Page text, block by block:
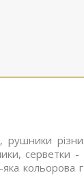
, рушники
серветки
кольорова